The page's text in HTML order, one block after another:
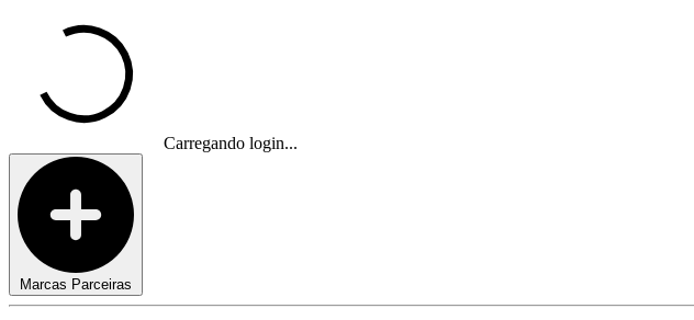
Carregando login...
Marcas Parceiras